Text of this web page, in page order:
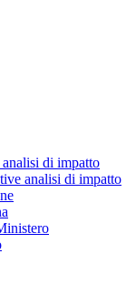
di impatto
analisi di impatto